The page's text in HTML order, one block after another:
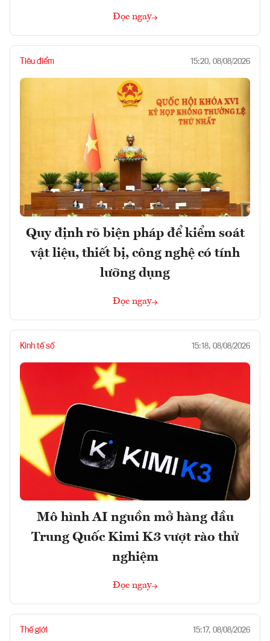
Đọc ngay
Tiêu điểm 15:20, 08/08/2026
Quy định rõ biện pháp để kiểm soát
vật liệu, thiết bị, công nghệ có tính
lưỡng dụng
Đọc ngay
Kinh tế số 15:18, 08/08/2026
Mô hình AI nguồn mở hàng đầu
Trung Quốc Kimi K3 vượt rào thử
nghiệm
Đọc ngay
Thế giới 15:17, 08/08/2026